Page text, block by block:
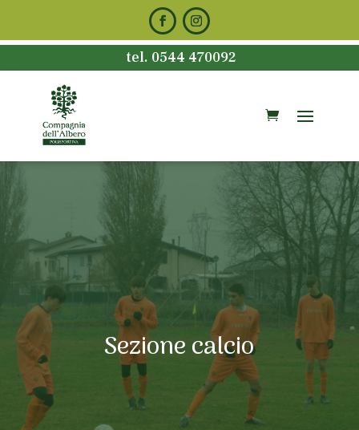
tel. 0544 470092
Sezione calcio